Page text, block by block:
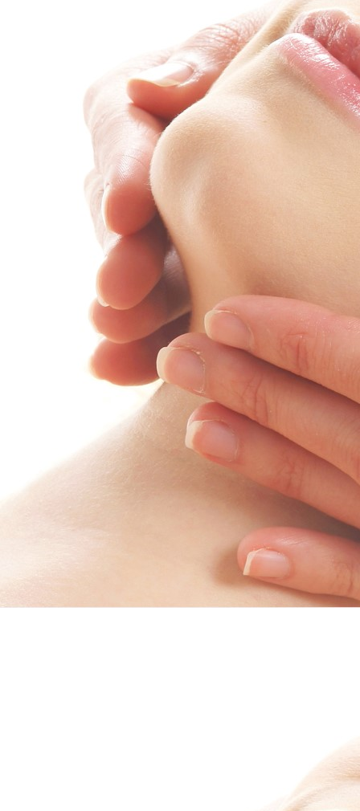
Handwerkszeug